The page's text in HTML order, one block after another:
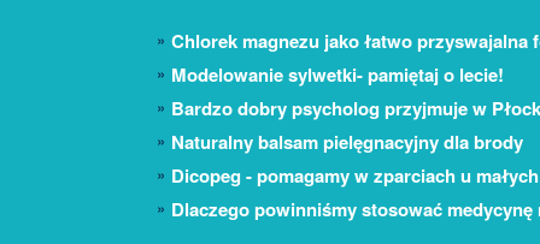
Chlorek magnezu jako łatwo przyswajalna
Modelowanie sylwetki- pamiętaj o lecie!
Bardzo dobry psycholog przyjmuje w
Naturalny balsam pielęgnacyjny dla brody
Dicopeg - pomagamy w zparciach u
Dlaczego powinniśmy stosować medycynę